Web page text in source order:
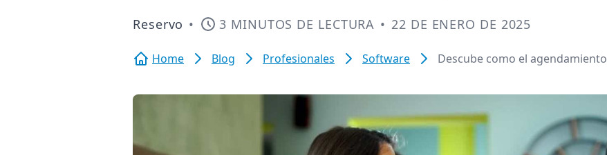
Reservo • 3 MINUTOS DE LECTURA • 22 DE ENERO DE 2025
Home Blog Profesionales Software
Descube como el agendamiento
empresas